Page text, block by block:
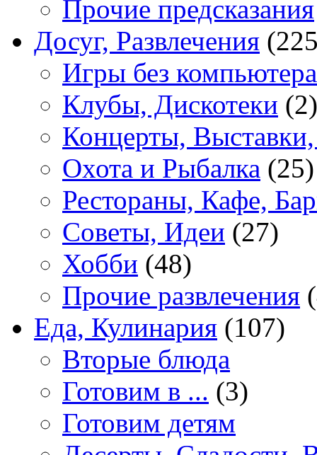
Прочие предсказания
Досуг, Развлечения
Игры без компьютера
Клубы, Дискотеки (2)
Концерты,
Охота и Рыбалка (25)
Рестораны, Кафе,
Советы, Идеи (27)
Хобби (48)
Прочие развлечения
Еда, Кулинария (107)
Вторые блюда
Готовим в ... (3)
Готовим детям